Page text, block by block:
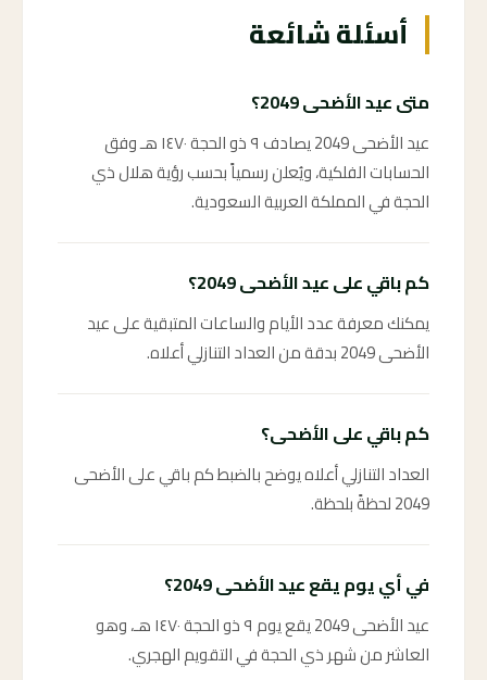
أسئلة شائعة
متى عيد الأضحى 2049؟
عيد الأضحى 2049 يصادف ٩ ذو الحجة ١٤٧٠ هـ وفق
الحسابات الفلكية، ويُعلن رسمياً بحسب رؤية هلال ذي
الحجة في المملكة العربية السعودية.
كم باقي على عيد الأضحى 2049؟
يمكنك معرفة عدد الأيام والساعات المتبقية على عيد
الأضحى 2049 بدقة من العداد التنازلي أعلاه.
كم باقي على الأضحى؟
العداد التنازلي أعلاه يوضح بالضبط كم باقي على الأضحى
2049 لحظةً بلحظة.
في أي يوم يقع عيد الأضحى 2049؟
عيد الأضحى 2049 يقع يوم ٩ ذو الحجة ١٤٧٠ هـ، وهو
العاشر من شهر ذي الحجة في التقويم الهجري.